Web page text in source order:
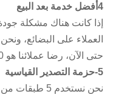
4أفضل خدمة بعد البيع
إذا كانت هناك مشكلة
العملاء على البضائع،
حتى الآن، رضا عملائنا هو 100٪.
5-حزمة التصدير القياسية
نحن نستخدم